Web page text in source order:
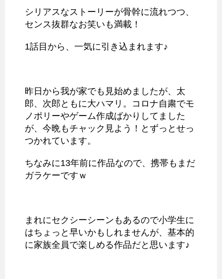
シリアスなストーリーが骨幹に流れつつ、
センス抜群なお笑いも満載！
1話目から、一気に引き込まれます♪
昨日から我が家でも見始めましたが、太
郎、次郎ともに大ハマリ。コロナ自粛でモ
ノポリーやゲーム作成ばかりしてました
が、今晩もチャック見よう！とずっとせっ
つかれています。
ちなみに13年前に作品なので、携帯もまだ
ガラケーですｗ
まれにセクシーシーンもあるので小学生に
はちょっと早いかもしれませんが、基本的
に家族全員で楽しめる作品だと思います♪